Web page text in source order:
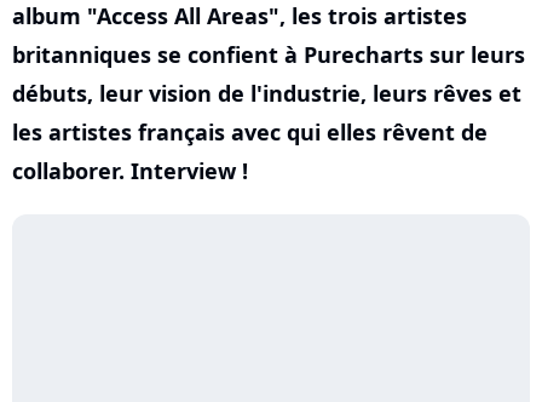
album "Access All Areas", les trois artistes
britanniques se confient à Purecharts sur leurs
débuts, leur vision de l'industrie, leurs rêves et
les artistes français avec qui elles rêvent de
collaborer. Interview !